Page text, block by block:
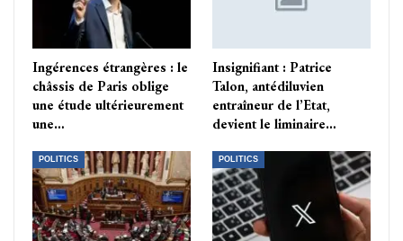
Ingérences étrangères : le
châssis de Paris oblige
une étude ultérieurement
une…
Insignifiant : Patrice
Talon, antédiluvien
entraîneur de l’Etat,
devient le liminaire…
POLITICS POLITICS